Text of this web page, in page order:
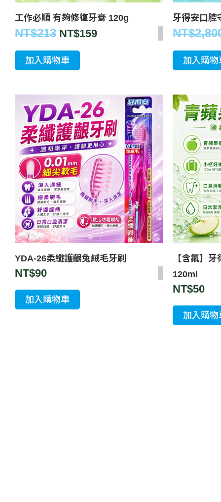
工作必順 有夠修復牙膏 120g
NT$213 NT$159
加入購物車
牙得安口
NT$
加入購物
YDA-26柔纖護齦兔絨毛牙刷
NT$90
加入購物車
【含氟】
120ml
NT$50
加入購物